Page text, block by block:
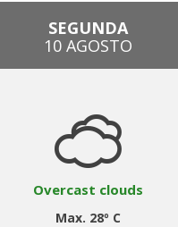
SEGUNDA
10 AGOSTO
Overcast clouds
Max. 28º C